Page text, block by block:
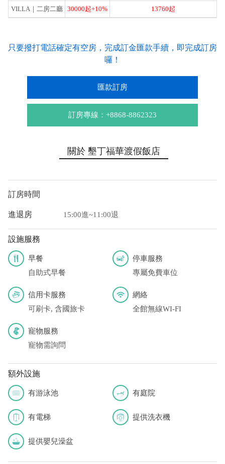
VILLA｜二房二廳 30000起+10% 13760起
只要撥打電話確定有空房，完成訂金匯款手續，即完成訂房
囉！
匯款訂房
訂房專線：+8868-8862323
關於 墾丁福華渡假飯店
訂房時間
進退房 15:00進~11:00退
設施服務
早餐
自助式早餐
停車服務
專屬免費車位
信用卡服務
可刷卡, 含國旅卡
網絡
全館無線WI-FI
寵物服務
寵物需詢問
額外設施
有游泳池 有庭院
有電梯 提供洗衣機
提供嬰兒澡盆